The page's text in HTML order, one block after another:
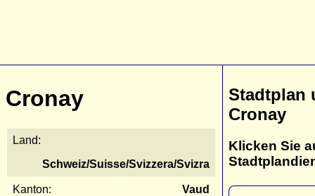
Cronay
Land:
Schweiz/Suisse/Svizzera/Svizra
Kanton: Vaud
Stadtplan
Cronay
Klicken Sie